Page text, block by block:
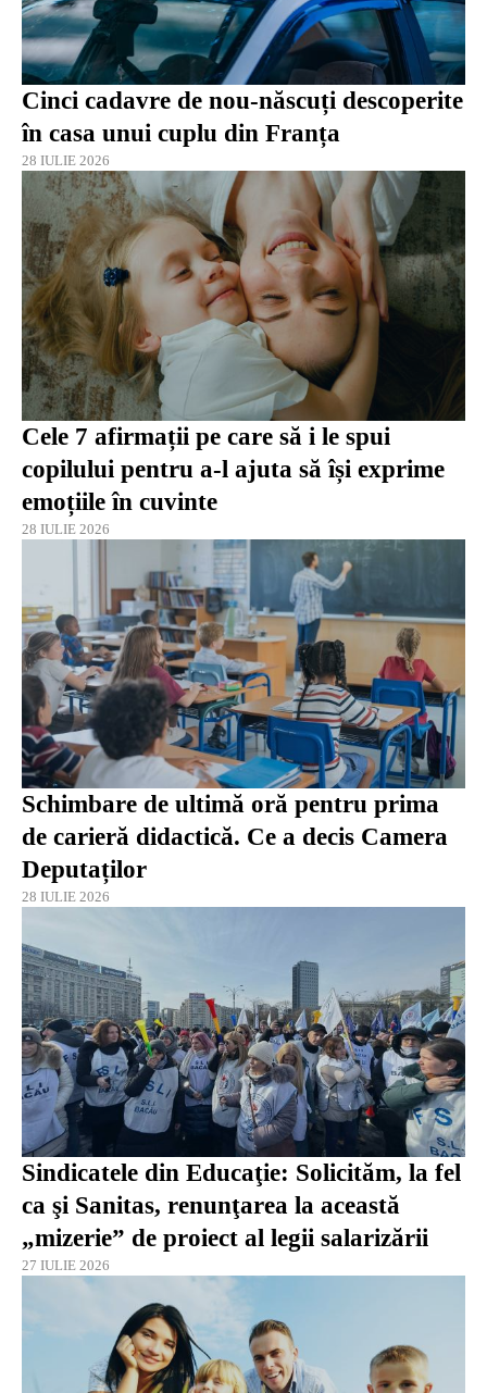
Cinci cadavre de nou-născuți descoperite
în casa unui cuplu din Franța
28 IULIE 2026
Cele 7 afirmații pe care să i le spui
copilului pentru a-l ajuta să își exprime
emoțiile în cuvinte
28 IULIE 2026
Schimbare de ultimă oră pentru prima
de carieră didactică. Ce a decis Camera
Deputaților
28 IULIE 2026
Sindicatele din Educaţie: Solicităm, la fel
ca şi Sanitas, renunţarea la această
„mizerie” de proiect al legii salarizării
27 IULIE 2026